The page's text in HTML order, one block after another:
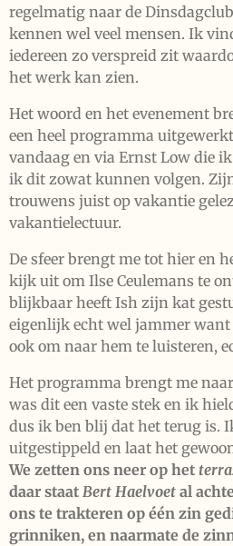
regelmatig naar de
kennen wel veel mensen. Ik
iedereen zo verspreid zit
het werk kan zien.
Het woord en het evenement
een heel programma
vandaag en via Ernst Low die
ik dit zowat kunnen volgen.
trouwens juist op vakantie
vakantielectuur.
De sfeer brengt me tot hier en
kijk uit om Ilse Ceulemans te
blijkbaar heeft Ish zijn kat
eigenlijk echt wel jammer want
ook om naar hem te luisteren,
Het programma brengt me
was dit een vaste stek en ik
dus ik ben blij dat het terug is.
uitgestippeld en laat het
We zetten ons neer op het
daar staat Bert Haelvoet al
ons te trakteren op één zin
grinniken, en naarmate de